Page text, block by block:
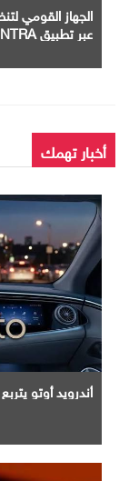
الجهاز القومي
أخبار تهمك
أندرويد أوتو